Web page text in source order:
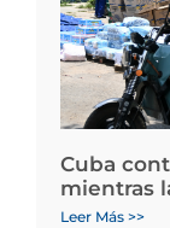
Cuba
mientras
Leer Más >>